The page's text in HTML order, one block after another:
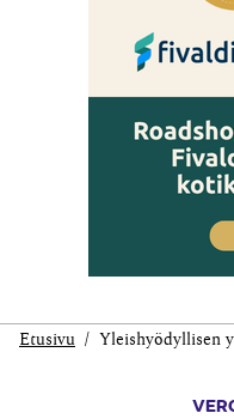
Etusivu Yleishyödyllisen